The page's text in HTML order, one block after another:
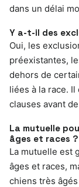
dans un délai
Y a-t-il des
Oui, les
préexistantes,
dehors de
liées à la race.
clauses avant
La mutuelle
âges et races ?
La mutuelle est
âges et races,
chiens très